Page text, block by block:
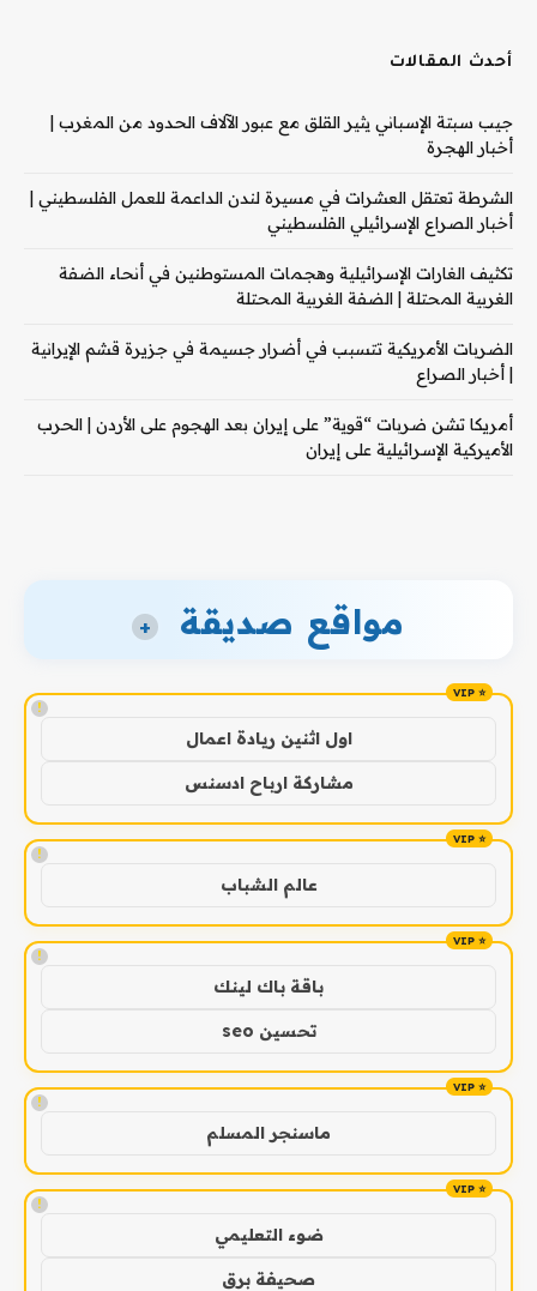
أحدث المقالات
جيب سبتة الإسباني يثير القلق مع عبور الآلاف الحدود من المغرب |
أخبار الهجرة
الشرطة تعتقل العشرات في مسيرة لندن الداعمة للعمل الفلسطيني |
أخبار الصراع الإسرائيلي الفلسطيني
تكثيف الغارات الإسرائيلية وهجمات المستوطنين في أنحاء الضفة
الغربية المحتلة | الضفة الغربية المحتلة
الضربات الأمريكية تتسبب في أضرار جسيمة في جزيرة قشم الإيرانية
| أخبار الصراع
أمريكا تشن ضربات “قوية” على إيران بعد الهجوم على الأردن | الحرب
الأميركية الإسرائيلية على إيران
مواقع صديقة +
!
اول اثنين ريادة اعمال
مشاركة ارباح ادسنس
!
عالم الشباب
!
باقة باك لينك
تحسين seo
!
ماسنجر المسلم
!
ضوء التعليمي
صحيفة برق